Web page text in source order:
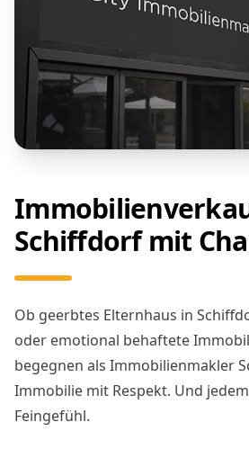
Schiffdorf mit
Ob geerbtes Elternhaus in
oder emotional behaftete
begegnen als Immobilienmakler
Immobilie mit Respekt. Und
Feingefühl.